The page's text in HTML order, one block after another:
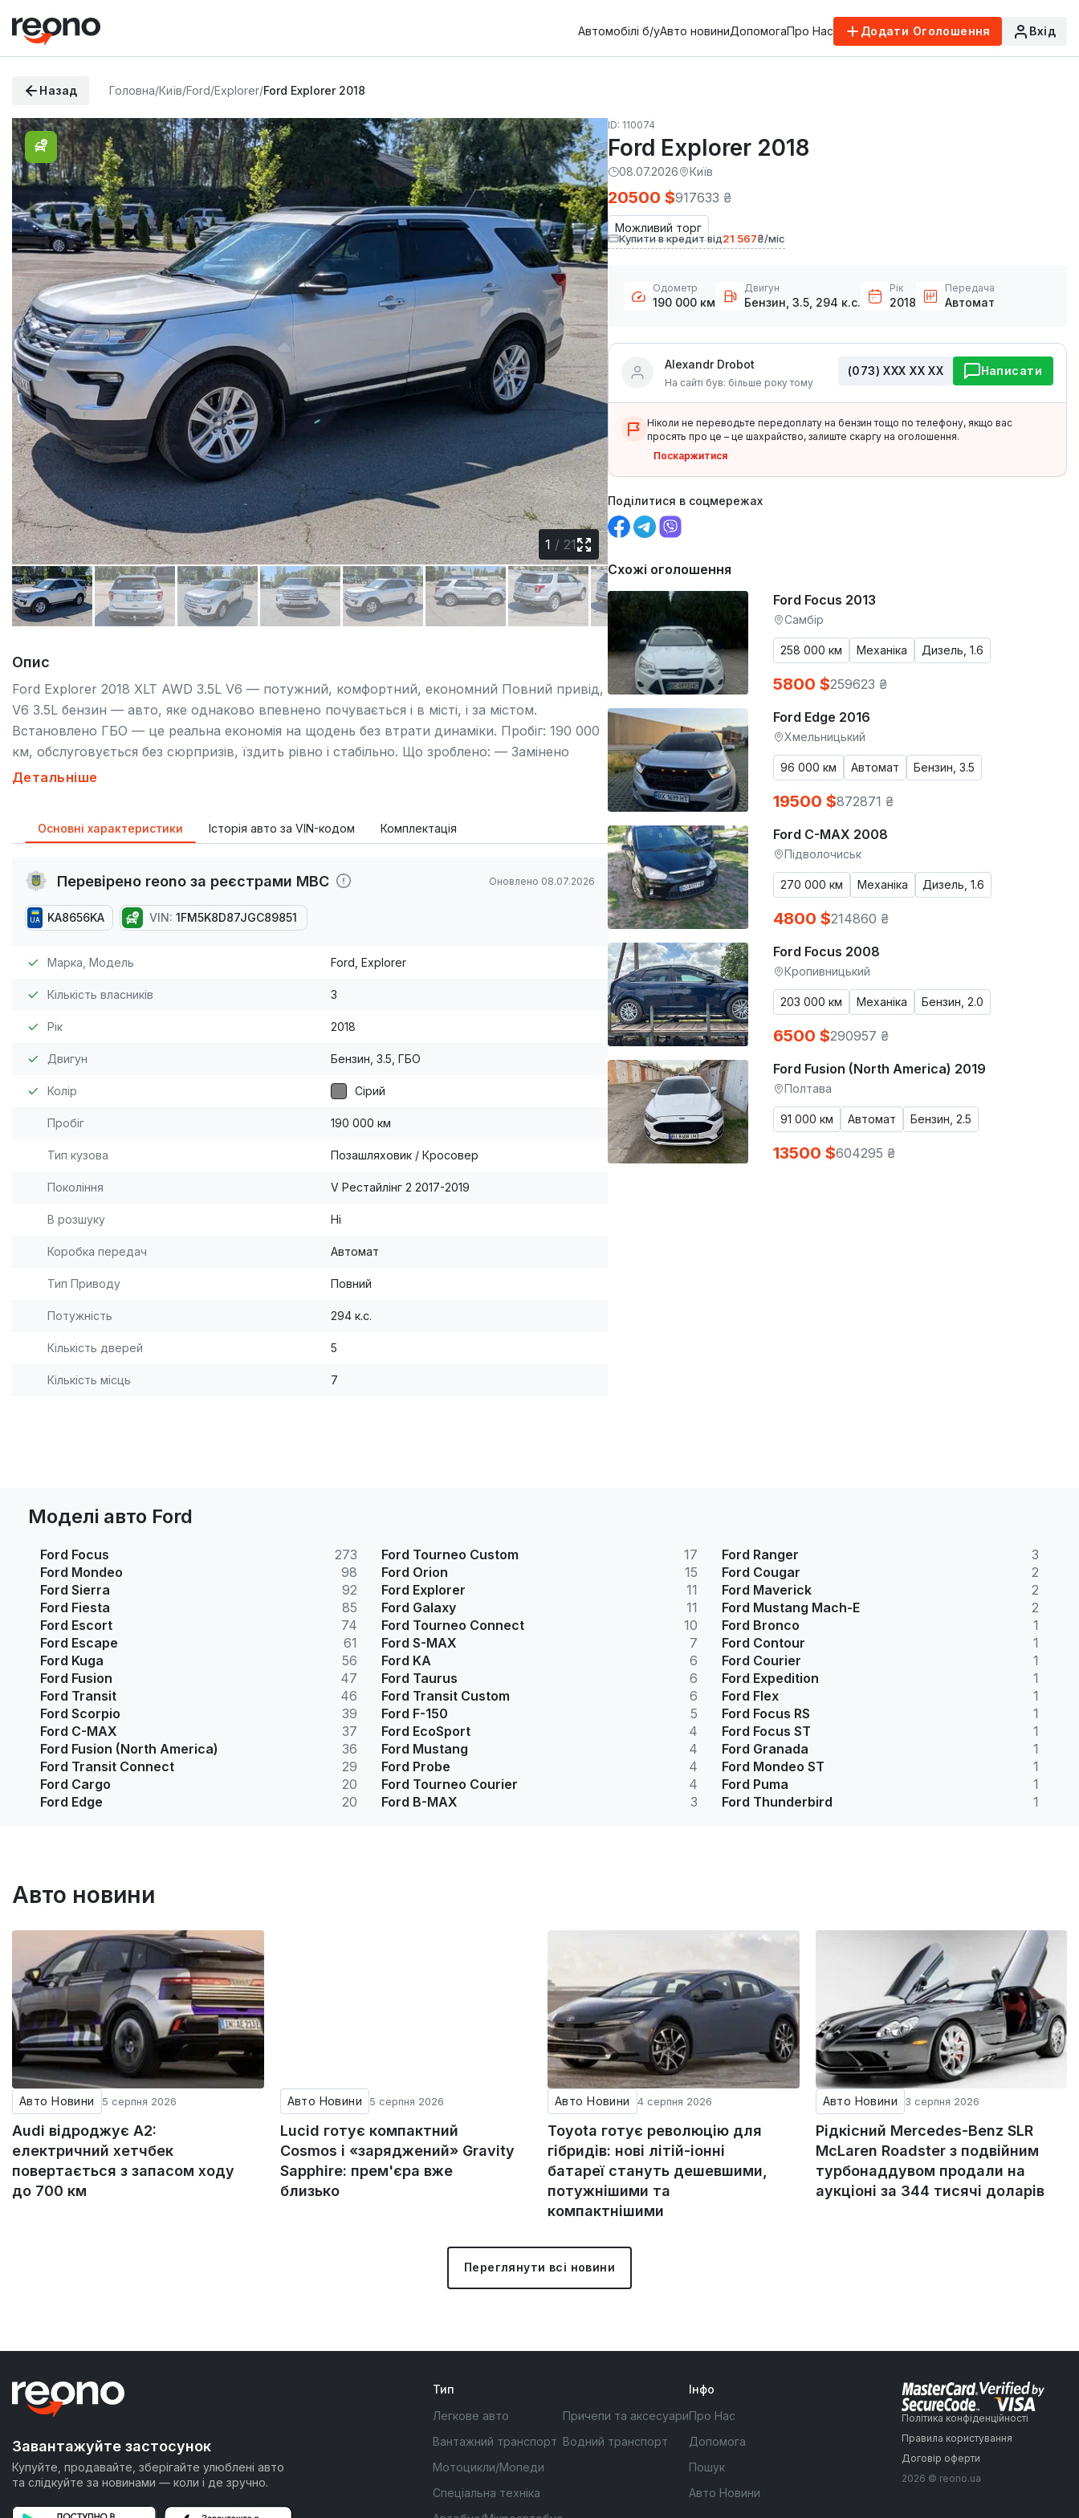
Автомобілі б/уАвто новиниДопомогаПро Нас Додати Оголошення Вхід
Назад Головна/Київ/Ford/Explorer/Ford Explorer 2018
1 /21
Опис
Ford Explorer 2018 XLT AWD 3.5L V6 — потужний, комфортний, економний Повний привід,
V6 3.5L бензин — авто, яке однаково впевнено почувається і в місті, і за містом.
Встановлено ГБО — це реальна економія на щодень без втрати динаміки. Пробіг: 190 000
км, обслуговується без сюрпризів, їздить рівно і стабільно. Що зроблено: — Замінено
ланцюг ГРМ + помпа на 150 000 км — Всесезонна резина 50/50 траса/бездоріжжя
повнопривідний автомобіль з продуманою комплектацією і технічним станом, що не
Детальніше
Основні характеристики Історія авто за VIN-кодом Комплектація
Перевірено reono за реєстрами МВС Оновлено 08.07.2026
UA KA8656KA VIN: 1FM5K8D87JGC89851
Марка, Модель Ford, Explorer
Кількість власників 3
Рік 2018
Двигун Бензин, 3.5, ГБО
Колір Сірий
Пробіг 190 000 км
Тип кузова Позашляховик / Кросовер
Покоління V Рестайлінг 2 2017-2019
В розшуку Ні
Коробка передач Автомат
Тип Приводу Повний
Потужність 294 к.с.
Кількість дверей 5
Кількість місць 7
ID: 110074
Ford Explorer 2018
08.07.2026 Київ
Можливий торг
20500 $917633 ₴
Купити в кредит від21 567₴/міс
Одометр
190 000 км
Двигун
Бензин, 3.5, 294 к.с.
Рік
2018
Передача
Автомат
Alexandr Drobot
На сайті був: більше року тому
(073) ХХХ ХХ ХХ Написати
Ніколи не переводьте передоплату на бензин тощо по телефону, якщо вас
просять про це – це шахрайство, залиште скаргу на оголошення.
Поскаржитися
Поділитися в соцмережах
Схожі оголошення
Ford Focus 2013
Самбір
258 000 км Механіка Дизель, 1.6
5800 $259623 ₴
Ford Edge 2016
Хмельницький
96 000 км Автомат Бензин, 3.5
19500 $872871 ₴
Ford C-MAX 2008
Підволочиськ
270 000 км Механіка Дизель, 1.6
4800 $214860 ₴
Ford Focus 2008
Кропивницький
203 000 км Механіка Бензин, 2.0
6500 $290957 ₴
Ford Fusion (North America) 2019
Полтава
91 000 км Автомат Бензин, 2.5
13500 $604295 ₴
Моделі авто Ford
Ford Focus
273
Ford Mondeo
98
Ford Sierra
92
Ford Fiesta
85
Ford Escort
74
Ford Escape
61
Ford Kuga
56
Ford Fusion
47
Ford Transit
46
Ford Scorpio
39
Ford C-MAX
37
Ford Fusion (North America)
36
Ford Transit Connect
29
Ford Cargo
20
Ford Edge
20
Ford Tourneo Custom
17
Ford Orion
15
Ford Explorer
11
Ford Galaxy
11
Ford Tourneo Connect
10
Ford S-MAX
7
Ford KA
6
Ford Taurus
6
Ford Transit Custom
6
Ford F-150
5
Ford EcoSport
4
Ford Mustang
4
Ford Probe
4
Ford Tourneo Courier
4
Ford B-MAX
3
Ford Ranger
3
Ford Cougar
2
Ford Maverick
2
Ford Mustang Mach-E
2
Ford Bronco
1
Ford Contour
1
Ford Courier
1
Ford Expedition
1
Ford Flex
1
Ford Focus RS
1
Ford Focus ST
1
Ford Granada
1
Ford Mondeo ST
1
Ford Puma
1
Ford Thunderbird
1
Авто новини
Авто Новини 5 серпня 2026
Audi відроджує A2:
електричний хетчбек
повертається з запасом ходу
до 700 км
Авто Новини 5 серпня 2026
Lucid готує компактний
Cosmos і «заряджений» Gravity
Sapphire: прем'єра вже
близько
Авто Новини 4 серпня 2026
Toyota готує революцію для
гібридів: нові літій-іонні
батареї стануть дешевшими,
потужнішими та
компактнішими
Авто Новини 3 серпня 2026
Рідкісний Mercedes-Benz SLR
McLaren Roadster з подвійним
турбонаддувом продали на
аукціоні за 344 тисячі доларів
Переглянути всі новини
Завантажуйте застосунок
Купуйте, продавайте, зберігайте улюблені авто
та слідкуйте за новинами — коли і де зручно.
Тип
Легкове авто
Вантажний транспорт
Мотоцикли/Мопеди
Спеціальна техніка
Причепи та аксесуари
Водний транспорт
Інфо
Про Нас
Допомога
Пошук
Авто Новини
Політика конфіденційності
Правила користування
Договір оферти
2026 © reono.ua